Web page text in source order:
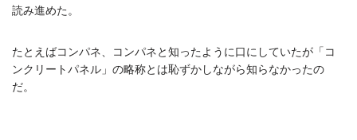
読み進めた。
たとえばコンパネ、コンパネと知ったように口にしていたが「コ
ンクリートパネル」の略称とは恥ずかしながら知らなかったの
だ。